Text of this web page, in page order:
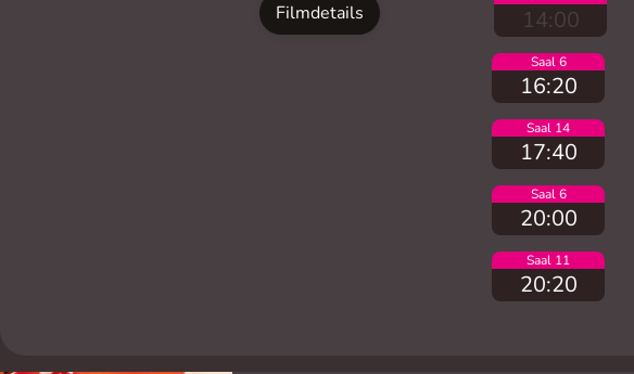
Filmdetails 14:00
Saal 6
16:20
Saal 14
17:40
Saal 6
20:00
Saal 11
20:20